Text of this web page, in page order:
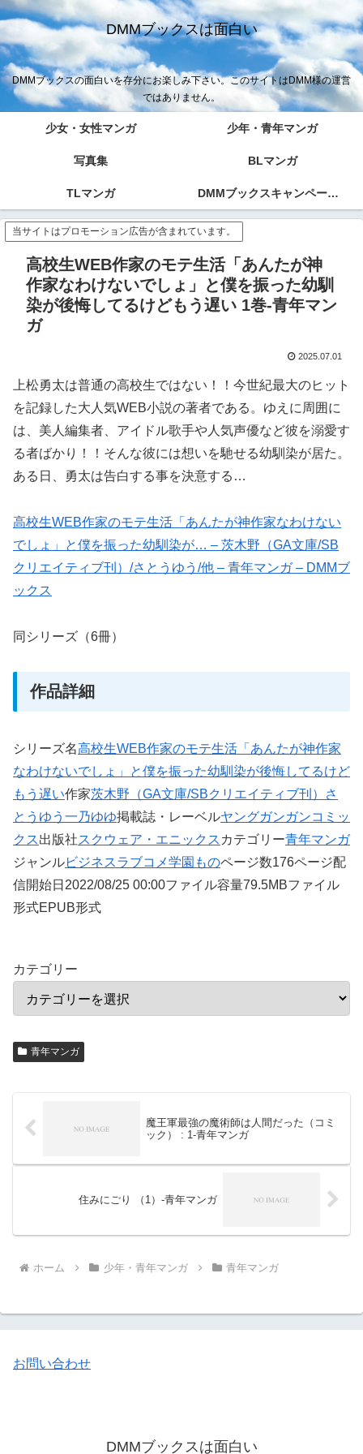
DMMブックスは面白い
DMMブックスの面白いを存分にお楽しみ下さい。このサイトはDMM様の運営
ではありません。
少女・女性マンガ 少年・青年マンガ
写真集 BLマンガ
TLマンガ DMMブックスキャンペーン！！
当サイトはプロモーション広告が含まれています。
高校生WEB作家のモテ生活「あんたが神
作家なわけないでしょ」と僕を振った幼馴
染が後悔してるけどもう遅い 1巻-青年マン
ガ
2025.07.01
上松勇太は普通の高校生ではない！！今世紀最大のヒット
を記録した大人気WEB小説の著者である。ゆえに周囲に
は、美人編集者、アイドル歌手や人気声優など彼を溺愛す
る者ばかり！！そんな彼には想いを馳せる幼馴染が居た。
ある日、勇太は告白する事を決意する…
高校生WEB作家のモテ生活「あんたが神作家なわけない
でしょ」と僕を振った幼馴染が… – 茨木野（GA文庫/SB
クリエイティブ刊）/さとうゆう/他 – 青年マンガ – DMMブ
ックス
同シリーズ（6冊）
作品詳細
シリーズ名高校生WEB作家のモテ生活「あんたが神作家
なわけないでしょ」と僕を振った幼馴染が後悔してるけど
もう遅い作家茨木野（GA文庫/SBクリエイティブ刊）
さ
とうゆう 一乃ゆゆ掲載誌・レーベルヤングガンガンコミッ
クス出版社スクウェア・エニックス カテゴリー青年マンガ
ジャンルビジネスラブコメ学園ものページ数176ページ配
信開始日2022/08/25 00:00ファイル容量79.5MBファイル
形式EPUB形式
カテゴリー
青年マンガ
魔王軍最強の魔術師は人間だった（コミ
ック） : 1-青年マンガ
住みにごり （1）-青年マンガ
ホーム 少年・青年マンガ 青年マンガ
お問い合わせ
DMMブックスは面白い